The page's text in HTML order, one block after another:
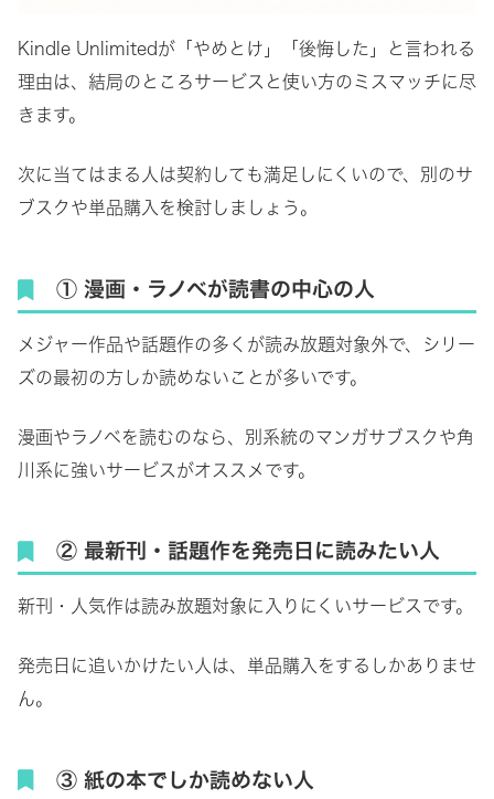
Kindle Unlimitedが「やめとけ」「後悔した」と言われる
理由は、結局のところサービスと使い方のミスマッチに尽
きます。
次に当てはまる人は契約しても満足しにくいので、別のサ
ブスクや単品購入を検討しましょう。
① 漫画・ラノベが読書の中心の人
メジャー作品や話題作の多くが読み放題対象外で、シリー
ズの最初の方しか読めないことが多いです。
漫画やラノベを読むのなら、別系統のマンガサブスクや角
川系に強いサービスがオススメです。
② 最新刊・話題作を発売日に読みたい人
新刊・人気作は読み放題対象に入りにくいサービスです。
発売日に追いかけたい人は、単品購入をするしかありませ
ん。
③ 紙の本でしか読めない人